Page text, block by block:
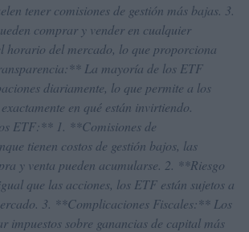
tener comisiones de gestión más bajas. 3.
comprar y vender en cualquier
horario del mercado, lo que proporciona
La mayoría de los ETF
diariamente, lo que permite a los
en qué están invirtiendo.
ETF:** 1. **Comisiones de
tienen costos de gestión bajos, las
y venta pueden acumularse. 2. **Riesgo
que las acciones, los ETF están sujetos a
3. **Complicaciones Fiscales:** Los
impuestos sobre ganancias de capital más